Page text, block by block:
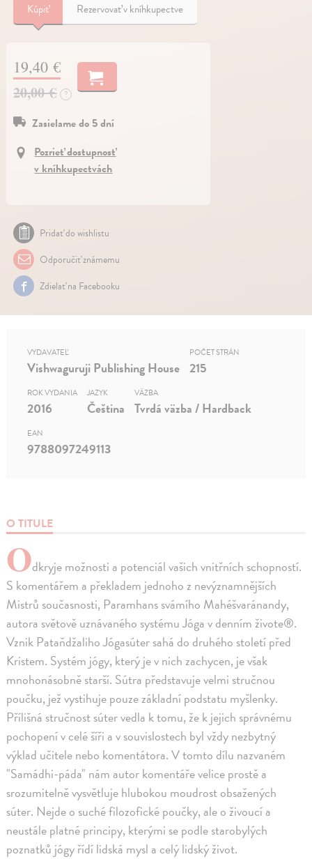
Kúpiť Rezervovať v kníhkupectve
19,40 €
20,00 € ?
Zasielame do 5 dní
Pozrieť dostupnosť
v kníhkupectvách
Pridať do wishlistu
Odporučiť známemu
Zdielať na Facebooku
O TITULE
Odkryje možnosti a potenciál vašich vnitřních schopností.
S komentářem a překladem jednoho z nevýznamnějších
Mistrů současnosti, Paramhans svámího Mahéšvaránandy,
autora světově uznávaného systému Jóga v denním živote®.
Vznik Pataňdžaliho Jógasúter sahá do druhého století před
Kristem. Systém jógy, který je v nich zachycen, je však
mnohonásobně starší. Sútra představuje velmi stručnou
poučku, jež vystihuje pouze základní podstatu myšlenky.
Přílišná stručnost súter vedla k tomu, že k jejich správnému
pochopení v celé šíři a v souvislostech byl vždy nezbytný
výklad učitele nebo komentátora. V tomto dílu nazvaném
"Samádhi-páda" nám autor komentáře velice prostě a
srozumitelně vysvětluje hlubokou moudrost obsažených
súter. Nejde o suché filozofické poučky, ale o živoucí a
neustále platné principy, kterými se podle starobylých
poznatků jógy řídí lidská mysl a celý lidský život.
VYDAVATEĽ
Vishwaguruji Publishing House
POČET STRÁN
215
ROK VYDANIA
2016
JAZYK
Čeština
VÄZBA
Tvrdá väzba / Hardback
EAN
9788097249113